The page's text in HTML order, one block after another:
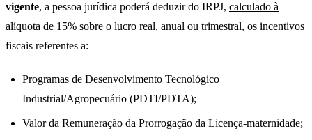
vigente, a pessoa jurídica poderá deduzir do IRPJ, calculado à
alíquota de 15% sobre o lucro real, anual ou trimestral, os incentivos
fiscais referentes a:
Programas de Desenvolvimento Tecnológico
Industrial/Agropecuário (PDTI/PDTA);
Valor da Remuneração da Prorrogação da Licença-maternidade;